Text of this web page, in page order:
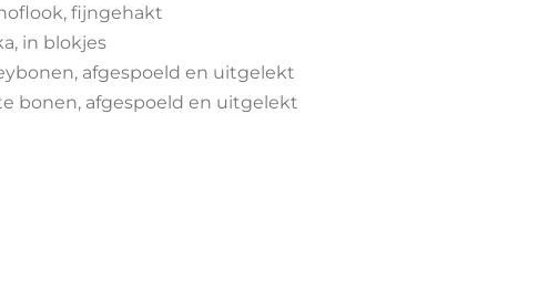
fijngehakt
in blokjes
afgespoeld en uitgelekt
bonen, afgespoeld en uitgelekt